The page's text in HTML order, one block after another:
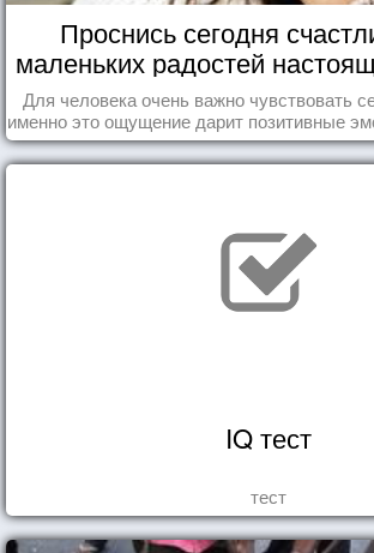
Проснись сегодня
маленьких радостей
Для человека очень важно чувствовать
именно это ощущение дарит позитивные
каждый день в маленький
IQ тест
тест